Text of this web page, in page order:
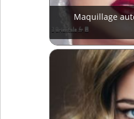
Maquillage